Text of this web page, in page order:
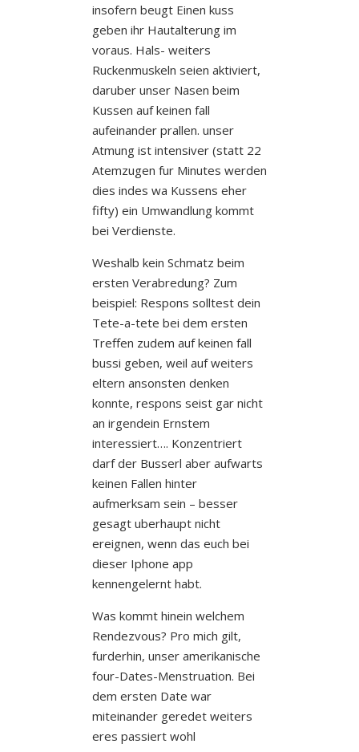
insofern beugt Einen kuss
geben ihr Hautalterung im
voraus. Hals- weiters
Ruckenmuskeln seien aktiviert,
daruber unser Nasen beim
Kussen auf keinen fall
aufeinander prallen. unser
Atmung ist intensiver (statt 22
Atemzugen fur Minutes werden
dies indes wa Kussens eher
fifty) ein Umwandlung kommt
bei Verdienste.
Weshalb kein Schmatz beim
ersten Verabredung? Zum
beispiel: Respons solltest dein
Tete-a-tete bei dem ersten
Treffen zudem auf keinen fall
bussi geben, weil auf weiters
eltern ansonsten denken
konnte, respons seist gar nicht
an irgendein Ernstem
interessiert…. Konzentriert
darf der Busserl aber aufwarts
keinen Fallen hinter
aufmerksam sein – besser
gesagt uberhaupt nicht
ereignen, wenn das euch bei
dieser Iphone app
kennengelernt habt.
Was kommt hinein welchem
Rendezvous? Pro mich gilt,
furderhin, unser amerikanische
four-Dates-Menstruation. Bei
dem ersten Date war
miteinander geredet weiters
eres passiert wohl